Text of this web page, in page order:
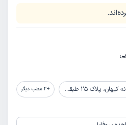
پلاک 25 طبقه همکف +
2 مطب دیگر